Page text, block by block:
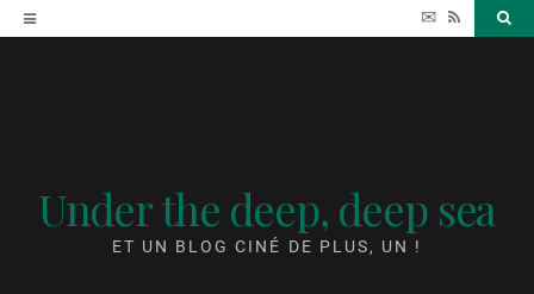
Accéder
au
✉ RSS
Under the deep, deep sea
ET UN BLOG CINÉ DE PLUS, UN !